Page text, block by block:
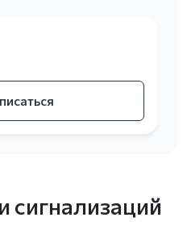
сигнализаций